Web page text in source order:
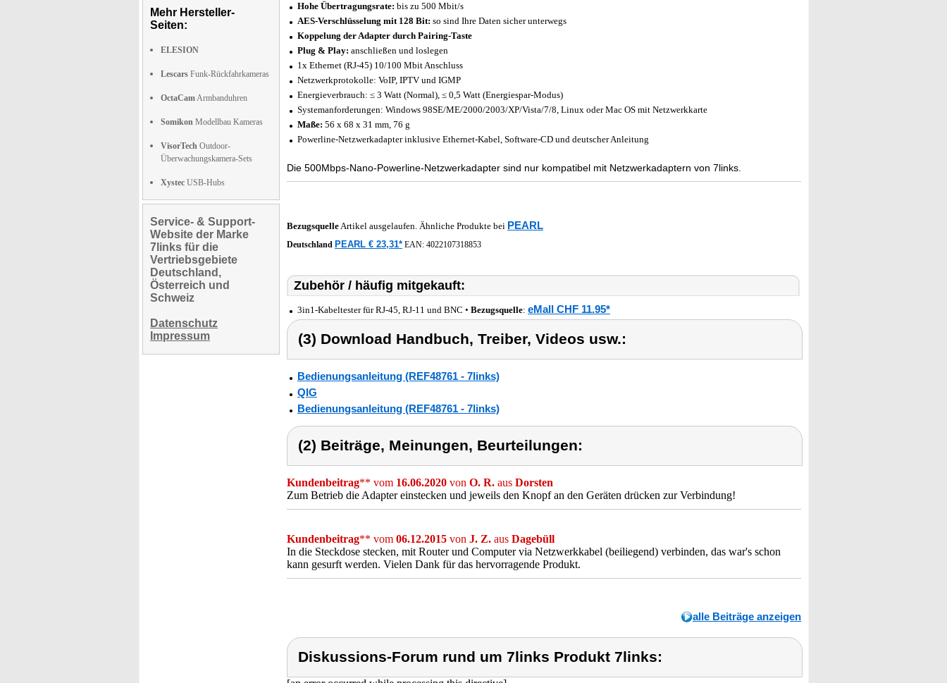
Mehr Hersteller-
Seiten:
ELESION
Lescars Funk-Rückfahrkameras
OctaCamArmbanduhren
Somikon Modellbau Kameras
VisorTech Outdoor-
Überwachungskamera-Sets
Xystec USB-Hubs
Service- & Support-
Website der Marke
7links für die
Vertriebsgebiete
Deutschland,
Österreich und
Schweiz
Datenschutz
Impressum
Hohe Übertragungsrate: bis zu 500 Mbit/s
AES-Verschlüsselung mit 128 Bit: so sind Ihre Daten sicher unterwegs
Koppelung der Adapter durch Pairing-Taste
Plug & Play: anschließen und loslegen
1x Ethernet (RJ-45) 10/100 Mbit Anschluss
Netzwerkprotokolle: VoIP, IPTV und IGMP
Energieverbrauch: ≤ 3 Watt (Normal), ≤ 0,5 Watt (Energiespar-Modus)
Systemanforderungen: Windows 98SE/ME/2000/2003/XP/Vista/7/8, Linux oder Mac OS mit Netzwerkkarte
Maße: 56 x 68 x 31 mm, 76 g
Powerline-Netzwerkadapter inklusive Ethernet-Kabel, Software-CD und deutscher Anleitung
Die 500Mbps-Nano-Powerline-Netzwerkadapter sind nur kompatibel mit Netzwerkadaptern von 7links.
BezugsquelleArtikel ausgelaufen. Ähnliche Produkte bei PEARL
Deutschland PEARL € 23,31* EAN: 4022107318853
Zubehör / häufig mitgekauft:
3in1-Kabeltester für RJ-45, RJ-11 und BNC • Bezugsquelle: eMall CHF 11.95*
(3) Download Handbuch, Treiber, Videos usw.:
Bedienungsanleitung (REF48761 - 7links)
QIG
Bedienungsanleitung (REF48761 - 7links)
(2) Beiträge, Meinungen, Beurteilungen:
Kundenbeitrag** vom 16.06.2020 von O. R. aus Dorsten
Zum Betrieb die Adapter einstecken und jeweils den Knopf an den Geräten drücken zur Verbindung!
Kundenbeitrag** vom 06.12.2015 von J. Z. aus Dagebüll
In die Steckdose stecken, mit Router und Computer via Netzwerkkabel (beiliegend) verbinden, das war's schon
kann gesurft werden. Vielen Dank für das hervorragende Produkt.
alle Beiträge anzeigen
Diskussions-Forum rund um 7links Produkt 7links: